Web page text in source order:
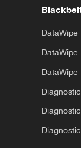
DataWipe
DataWipe
DataWipe